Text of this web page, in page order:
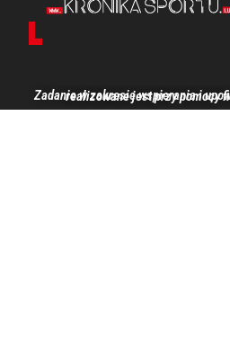
Zadanie w zakresie wspierania i upowszechniania kultury fizycznej